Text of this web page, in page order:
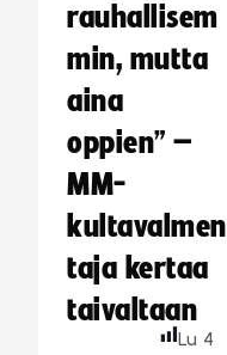
rauhallisem
min, mutta
aina
oppien” –
MM-
kultavalmen
taja kertaa
taivaltaan
Lu 4